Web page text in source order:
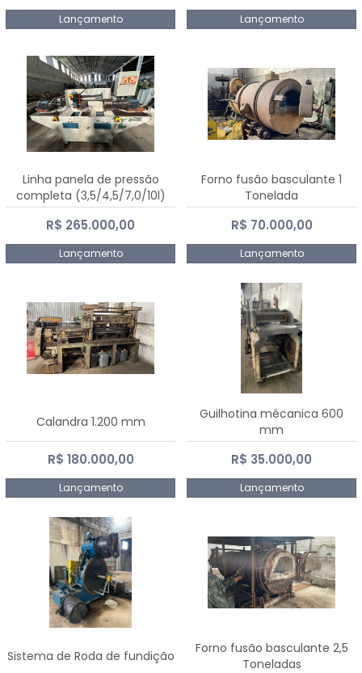
Lançamento Lançamento
Linha panela de pressão
completa (3,5/4,5/7,0/10l)
R$ 265.000,00
Lançamento
Forno fusão basculante 1
Tonelada
R$ 70.000,00
Lançamento
Calandra 1.200 mm
R$ 180.000,00
Lançamento
Guilhotina mêcanica 600
mm
R$ 35.000,00
Lançamento
Sistema de Roda de fundição
Forno fusão basculante 2,5
Toneladas